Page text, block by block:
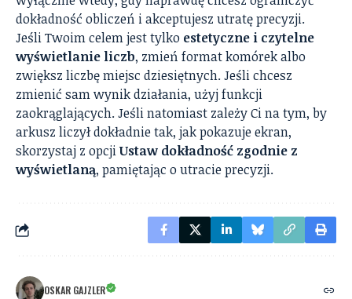
dokładność obliczeń i akceptujesz utratę precyzji.
Jeśli Twoim celem jest tylko estetyczne i czytelne
wyświetlanie liczb, zmień format komórek albo
zwiększ liczbę miejsc dziesiętnych. Jeśli chcesz
zmienić sam wynik działania, użyj funkcji
zaokrąglających. Jeśli natomiast zależy Ci na tym, by
arkusz liczył dokładnie tak, jak pokazuje ekran,
skorzystaj z opcjiUstaw dokładność zgodnie z
wyświetlaną, pamiętając o utracie precyzji.
OSKAR GAJZLER